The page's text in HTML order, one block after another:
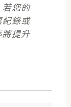
若您的
紀錄或
將提升